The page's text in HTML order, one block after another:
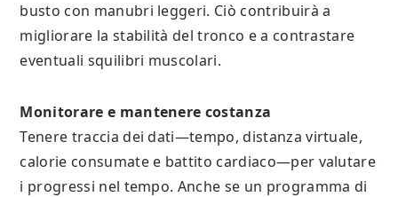
busto con manubri leggeri. Ciò contribuirà a
migliorare la stabilità del tronco e a contrastare
eventuali squilibri muscolari.
Monitorare e mantenere costanza
Tenere traccia dei dati—tempo, distanza virtuale,
calorie consumate e battito cardiaco—per valutare
i progressi nel tempo. Anche se un programma di